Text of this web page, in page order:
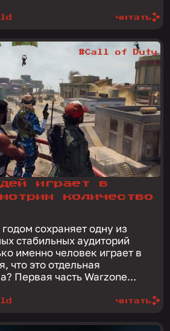
читать
играет в
количество
сохраняет одну из
стабильных аудиторий
именно человек играет в
что это отдельная
королевская битва? Первая часть Warzone...
#Call of Duty
читать